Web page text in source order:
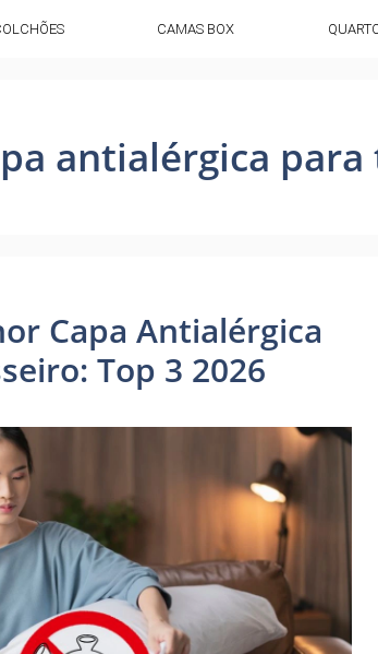
CAMAS BOX
antialérgica
Capa Antialérgica
Top 3 2026